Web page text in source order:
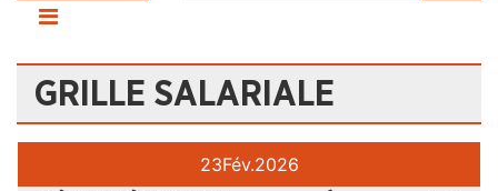
GRILLE SALARIALE
23Fév.2026